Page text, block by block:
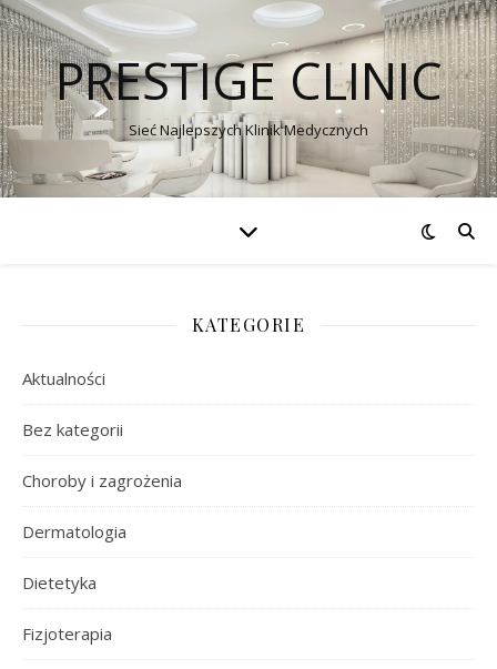
PRESTIGE CLINIC
Sieć Najlepszych Klinik Medycznych
KATEGORIE
Aktualności
Bez kategorii
Choroby i zagrożenia
Dermatologia
Dietetyka
Fizjoterapia